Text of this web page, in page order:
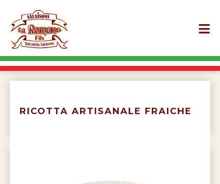
RICOTTA ARTISANALE FRAICHE